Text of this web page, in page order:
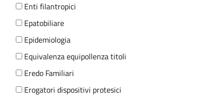
Enti filantropici
Epatobiliare
Epidemiologia
Equivalenza equipollenza titoli
Eredo Familiari
Erogatori dispositivi protesici